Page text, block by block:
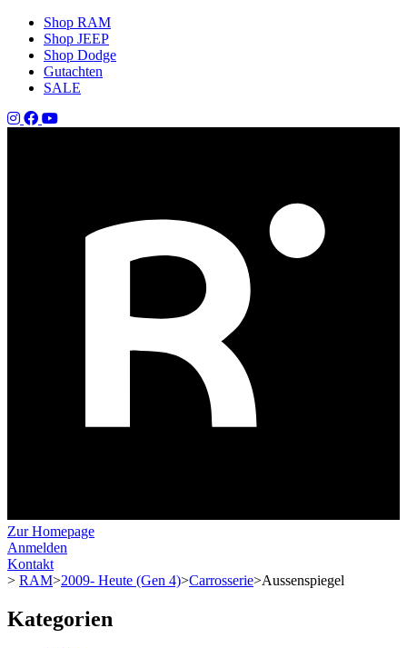
Shop RAM
Shop JEEP
Shop Dodge
Gutachten
SALE
Zur Homepage
Anmelden
Kontakt
> RAM>2009- Heute (Gen 4)>Carrosserie>Aussenspiegel
Kategorien